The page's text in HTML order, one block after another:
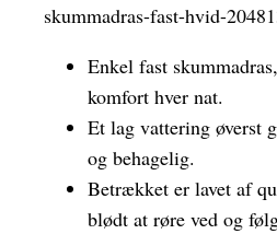
skummadras-fast-hvid-
Enkel fast
komfort hver nat.
Et lag vattering øverst
og behagelig.
Betrækket er lavet af
blødt at røre ved og